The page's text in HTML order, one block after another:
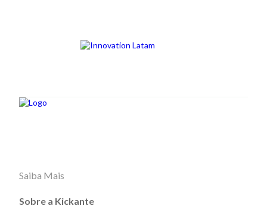
Saiba Mais
Sobre a Kickante